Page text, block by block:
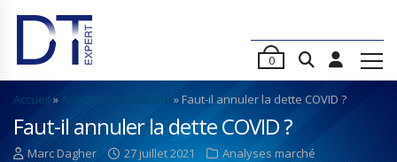
0
Accueil»Analyses de marché »Faut-il annuler la dette COVID ?
Faut-il annuler la dette COVID ?
Marc Dagher 27 juillet 2021 Analyses marché